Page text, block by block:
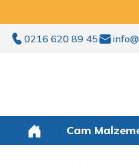
0216 620 89 45
Cam